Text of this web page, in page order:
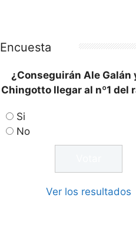
Encuesta
¿Conseguirán Ale Galán
Chingotto llegar al nº1 del
Si
No
Ver los resultados